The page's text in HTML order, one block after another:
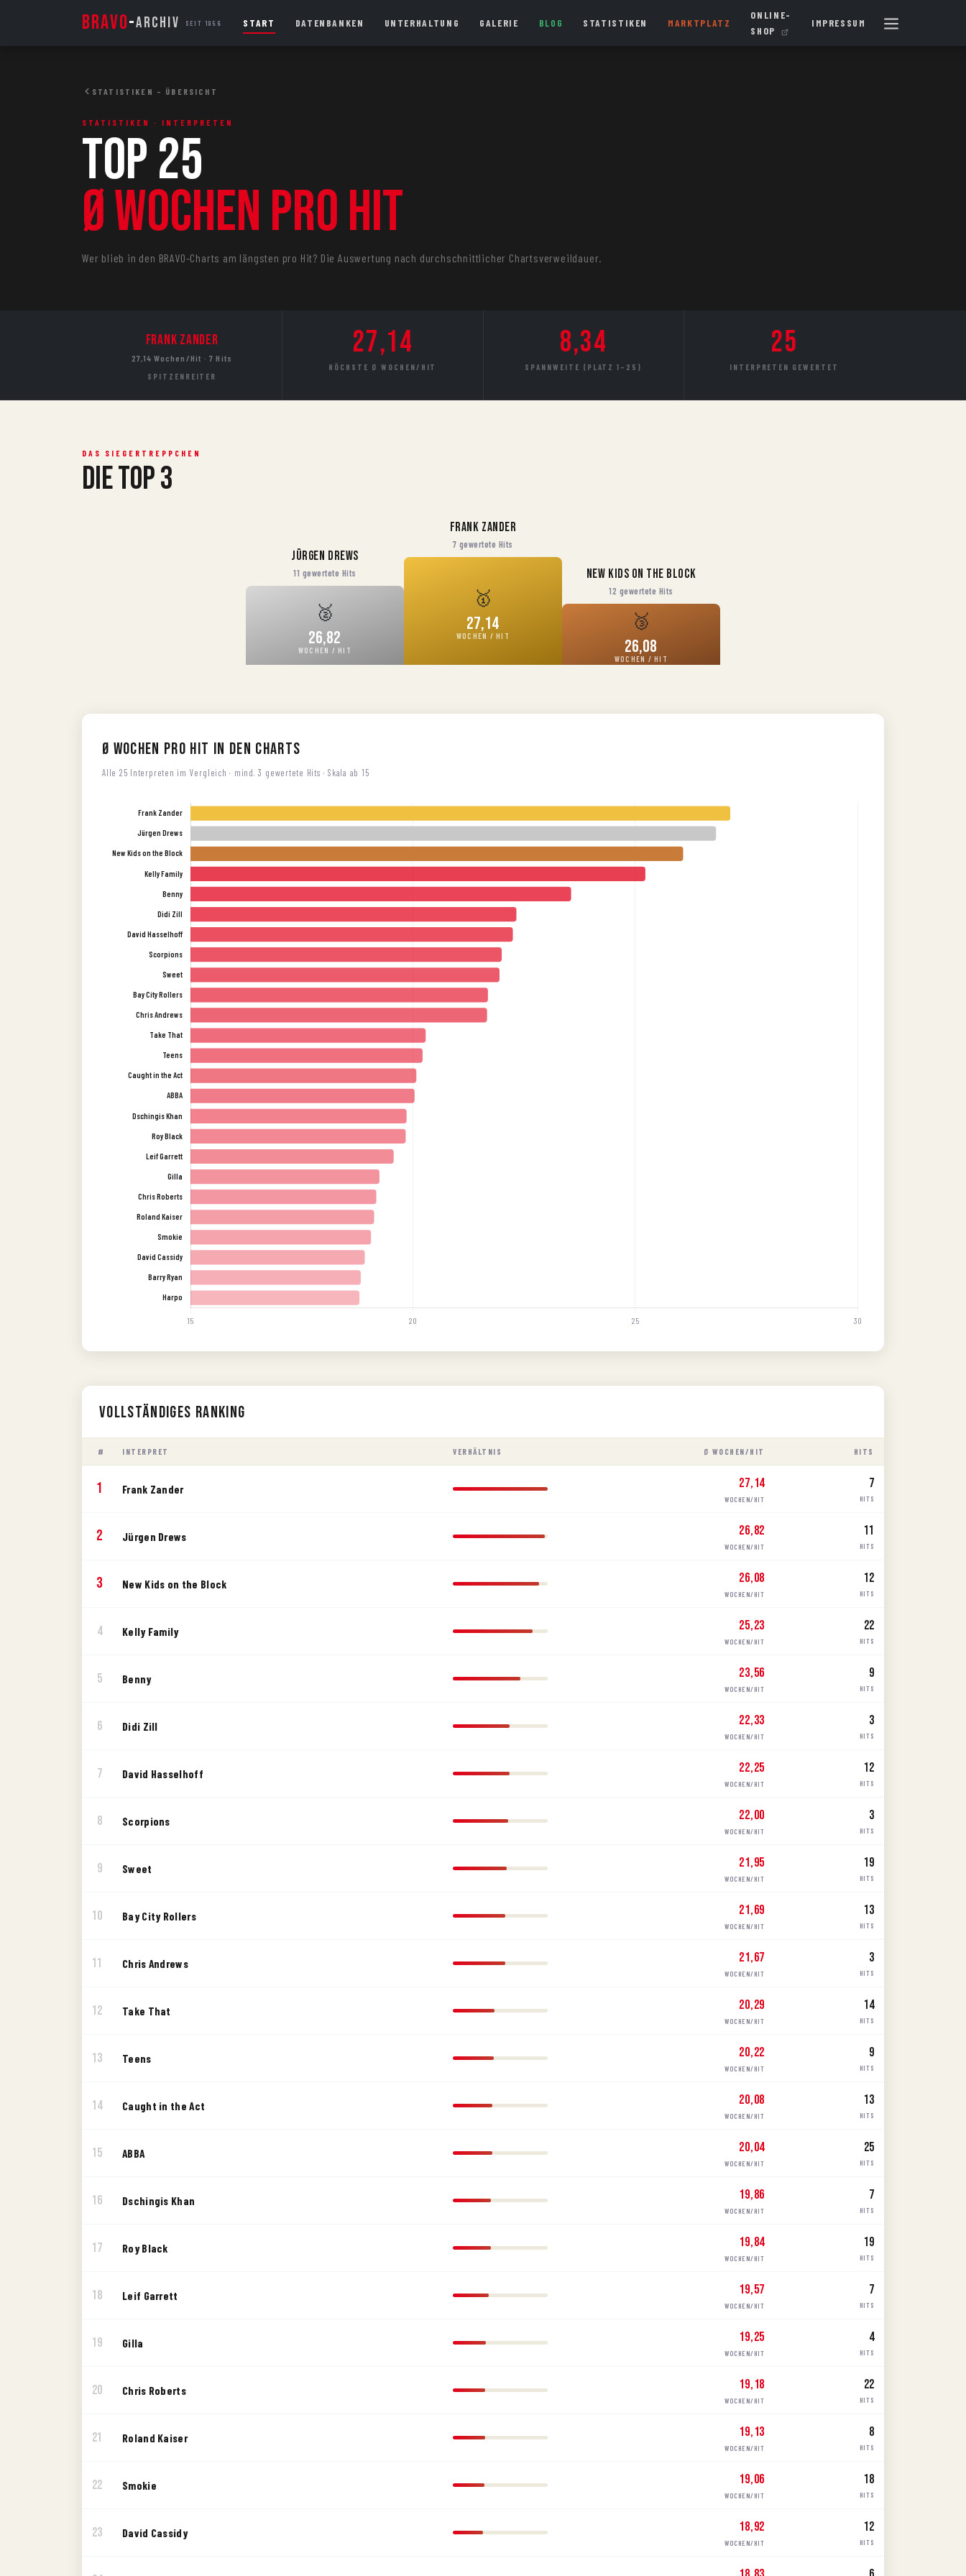
BRAVO-ARCHIV SEIT 1956 START DATENBANKEN UNTERHALTUNG GALERIE BLOG STATISTIKEN MARKTPLATZ
ONLINE-
SHOP
IMPRESSUM
STATISTIKEN – ÜBERSICHT
STATISTIKEN · INTERPRETEN
Top 25
Ø Wochen pro Hit
Wer blieb in den BRAVO-Charts am längsten pro Hit? Die Auswertung nach durchschnittlicher Chartsverweildauer.
Frank Zander
27,14 Wochen/Hit · 7 Hits
SPITZENREITER
27,14
HÖCHSTE Ø WOCHEN/HIT
8,34
SPANNWEITE (PLATZ 1–25)
25
INTERPRETEN GEWERTET
DAS SIEGERTREPPCHEN
Die Top 3
Jürgen Drews
11 gewertete Hits
🥈
26,82
WOCHEN / HIT
Frank Zander
7 gewertete Hits
🥇
27,14
WOCHEN / HIT
New Kids on the Block
12 gewertete Hits
🥉
26,08
WOCHEN / HIT
Ø Wochen pro Hit in den Charts
Alle 25 Interpreten im Vergleich · mind. 3 gewertete Hits · Skala ab 15
Vollständiges Ranking
# INTERPRET VERHÄLTNIS Ø WOCHEN/HIT HITS
1 Frank Zander 27,14
WOCHEN/HIT
7
HITS
2 Jürgen Drews 26,82
WOCHEN/HIT
11
HITS
3 New Kids on the Block 26,08
WOCHEN/HIT
12
HITS
4 Kelly Family 25,23
WOCHEN/HIT
22
HITS
5 Benny 23,56
WOCHEN/HIT
9
HITS
6 Didi Zill 22,33
WOCHEN/HIT
3
HITS
7 David Hasselhoff 22,25
WOCHEN/HIT
12
HITS
8 Scorpions 22,00
WOCHEN/HIT
3
HITS
9 Sweet 21,95
WOCHEN/HIT
19
HITS
10 Bay City Rollers 21,69
WOCHEN/HIT
13
HITS
11 Chris Andrews 21,67
WOCHEN/HIT
3
HITS
12 Take That 20,29
WOCHEN/HIT
14
HITS
13 Teens 20,22
WOCHEN/HIT
9
HITS
14 Caught in the Act 20,08
WOCHEN/HIT
13
HITS
15 ABBA 20,04
WOCHEN/HIT
25
HITS
16 Dschingis Khan 19,86
WOCHEN/HIT
7
HITS
17 Roy Black 19,84
WOCHEN/HIT
19
HITS
18 Leif Garrett 19,57
WOCHEN/HIT
7
HITS
19 Gilla 19,25
WOCHEN/HIT
4
HITS
20 Chris Roberts 19,18
WOCHEN/HIT
22
HITS
21 Roland Kaiser 19,13
WOCHEN/HIT
8
HITS
22 Smokie 19,06
WOCHEN/HIT
18
HITS
23 David Cassidy 18,92
WOCHEN/HIT
12
HITS